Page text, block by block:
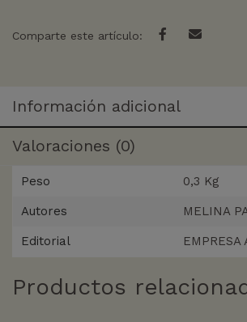
Comparte este artículo:
Información adicional
Valoraciones (0)
Peso 0,3 Kg
Autores MELINA
Editorial EMPRESA
Productos